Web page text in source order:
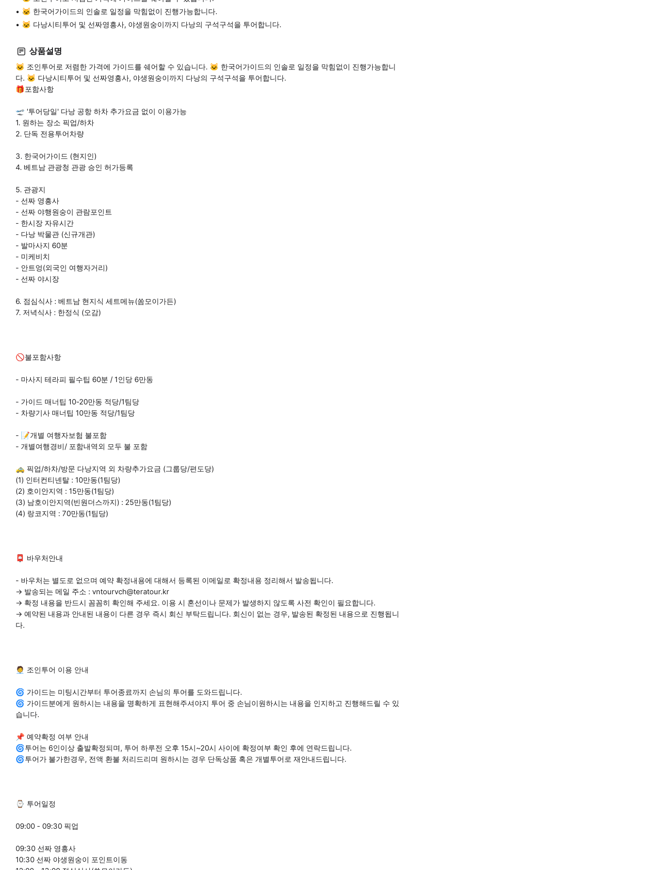
🐱 한국어가이드의 인솔로 일정을 막힘없이 진행가능합니다.
🐱 다낭시티투어 및 선짜영흥사, 야생원숭이까지 다낭의 구석구석을 투어합니다.
상품설명
🐱 조인투어로 저렴한 가격에 가이드를 쉐어할 수 있습니다. 🐱 한국어가이드의 인솔로 일정을 막힘없이 진행가능합니
다. 🐱 다낭시티투어 및 선짜영흥사, 야생원숭이까지 다낭의 구석구석을 투어합니다.
🎁포함사항
🛫 '투어당일' 다낭 공항 하차 추가요금 없이 이용가능
1. 원하는 장소 픽업/하차
2. 단독 전용투어차량
3. 한국어가이드 (현지인)
4. 베트남 관광청 관광 승인 허가등록
5. 관광지
- 선짜 영흥사
- 선짜 야행원숭이 관람포인트
- 한시장 자유시간
- 다낭 박물관 (신규개관)
- 발마사지 60분
- 미케비치
- 안트엉(외국인 여행자거리)
- 선짜 야시장
6. 점심식사 : 베트남 현지식 세트메뉴(쏨모이가든)
7. 저녁식사 : 한정식 (오감)
🚫불포함사항
- 마사지 테라피 필수팁 60분 / 1인당 6만동
- 가이드 매너팁 10-20만동 적당/1팀당
- 차량기사 매너팁 10만동 적당/1팀당
- 📝개별 여행자보험 불포함
- 개별여행경비/ 포함내역외 모두 불 포함
🚕 픽업/하차/방문 다낭지역 외 차량추가요금 (그룹당/편도당)
(1) 인터컨티넨탈 : 10만동(1팀당)
(2) 호이안지역 : 15만동(1팀당)
(3) 남호이안지역(빈원더스까지) : 25만동(1팀당)
(4) 랑코지역 : 70만동(1팀당)
📮 바우처안내
- 바우처는 별도로 없으며 예약 확정내용에 대해서 등록된 이메일로 확정내용 정리해서 발송됩니다.
→ 발송되는 메일 주소 : vntourvch@teratour.kr
→ 확정 내용을 반드시 꼼꼼히 확인해 주세요. 이용 시 혼선이나 문제가 발생하지 않도록 사전 확인이 필요합니다.
→ 예약된 내용과 안내된 내용이 다른 경우 즉시 회신 부탁드립니다. 회신이 없는 경우, 발송된 확정된 내용으로 진행됩니
다.
🧑‍💼 조인투어 이용 안내
🌀 가이드는 미팅시간부터 투어종료까지 손님의 투어를 도와드립니다.
🌀 가이드분에게 원하시는 내용을 명확하게 표현해주셔야지 투어 중 손님이원하시는 내용을 인지하고 진행해드릴 수 있
습니다.
📌 예약확정 여부 안내
🌀투어는 6인이상 출발확정되며, 투어 하루전 오후 15시~20시 사이에 확정여부 확인 후에 연락드립니다.
🌀투어가 불가한경우, 전액 환불 처리드리며 원하시는 경우 단독상품 혹은 개별투어로 재안내드립니다.
⌚ 투어일정
09:00 - 09:30 픽업
09:30 선짜 영흥사
10:30 선짜 야생원숭이 포인트이동